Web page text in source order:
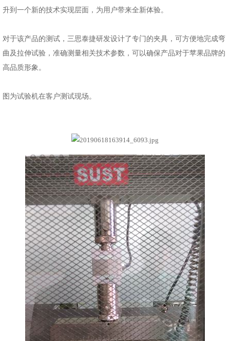
升到一个新的技术实现层面，为用户带来全新体验。
对于该产品的测试，三思泰捷研发设计了专门的夹具，可方便地完成弯
曲及拉伸试验，准确测量相关技术参数，可以确保产品对于苹果品牌的
高品质形象。
图为试验机在客户测试现场。